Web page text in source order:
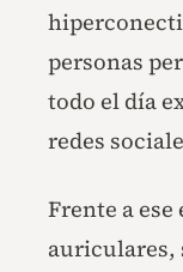
personas
todo el día
redes
Frente a
auriculares,